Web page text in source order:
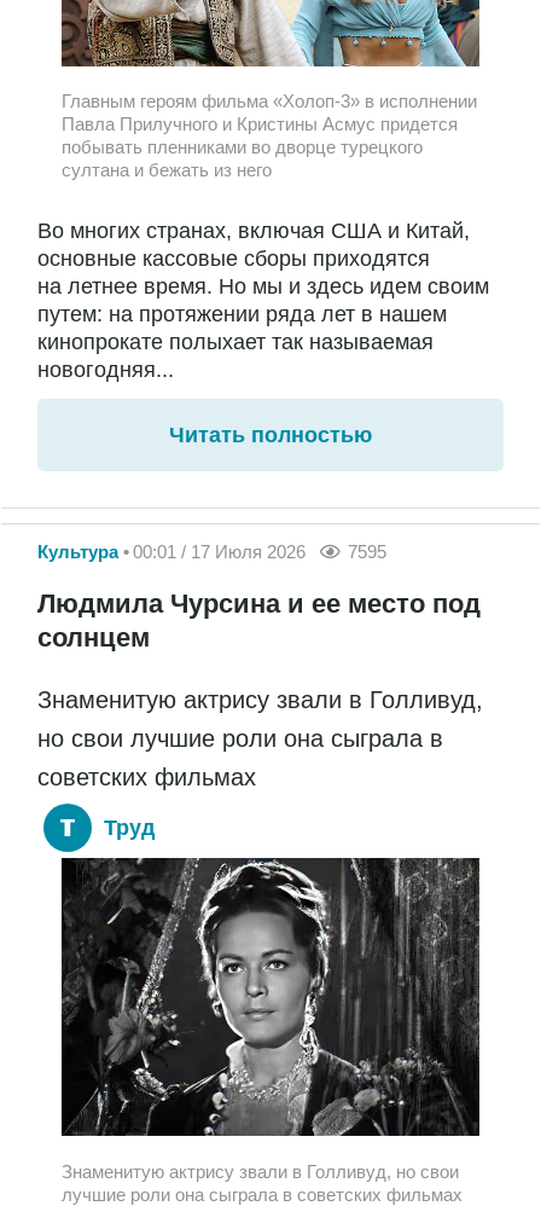
Главным героям фильма «Холоп-3» в исполнении
Павла Прилучного и Кристины Асмус придется
побывать пленниками во дворце турецкого
султана и бежать из него
Во многих странах, включая США и Китай,
основные кассовые сборы приходятся
на летнее время. Но мы и здесь идем своим
путем: на протяжении ряда лет в нашем
кинопрокате полыхает так называемая
новогодняя...
Читать полностью
Культура 00:01 / 17 Июля 2026 7595
Людмила Чурсина и ее место под
солнцем
Знаменитую актрису звали в Голливуд,
но свои лучшие роли она сыграла в
советских фильмах
Труд
Знаменитую актрису звали в Голливуд, но свои
лучшие роли она сыграла в советских фильмах